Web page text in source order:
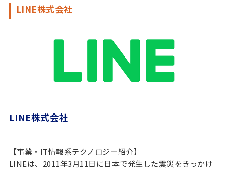
LINE株式会社
LINE株式会社
【事業・IT情報系テクノロジー紹介】
LINEは、2011年3月11日に日本で発生した震災をきっかけ